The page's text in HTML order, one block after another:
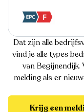
Dat zijn alle
vind je alle types
van Begijnendijk.
melding als er
Krijg een